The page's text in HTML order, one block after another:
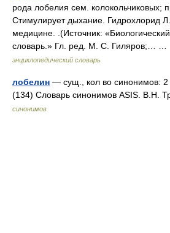
рода лобелия сем. колокольчиковых;
Стимулирует дыхание. Гидрохлорид
медицине. .(Источник:
словарь.» Гл. ред. М. С. Гиляров;… …
энциклопедический словарь
лобелин — сущ., кол во синонимов: 2
(134) Словарь синонимов ASIS. В.Н.
синонимов